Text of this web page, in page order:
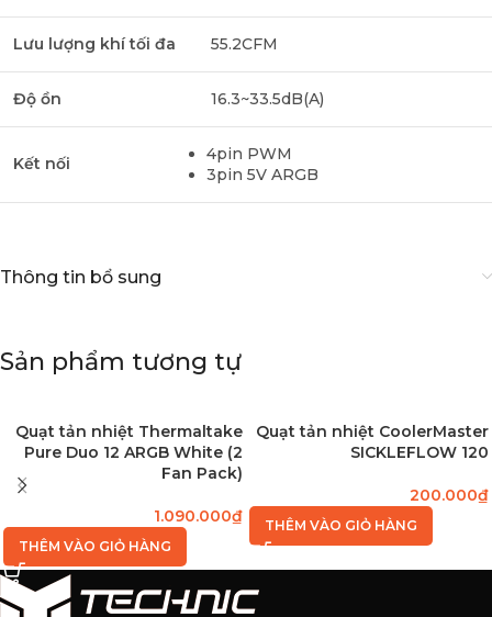
Lưu lượng khí tối đa 55.2CFM
Độ ồn 16.3~33.5dB(A)
Kết nối
4pin PWM
3pin 5V ARGB
Thông tin bổ sung
Sản phẩm tương tự
Quạt tản nhiệt Thermaltake
Pure Duo 12 ARGB White (2
Fan Pack)
1.090.000₫
THÊM VÀO GIỎ HÀNG
Quạt tản nhiệt CoolerMaster
SICKLEFLOW 120
200.000₫
THÊM VÀO GIỎ HÀNG